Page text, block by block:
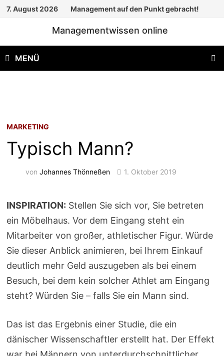
Zum
7. August 2026 Management auf den Punkt gebracht!
Managementwissen online
MENÜ
MARKETING
Typisch Mann?
vonJohannes Thönneßen 1. Oktober 2019
INSPIRATION: Stellen Sie sich vor, Sie betreten
ein Möbelhaus. Vor dem Eingang steht ein
Mitarbeiter von großer, athletischer Figur. Würde
Sie dieser Anblick animieren, bei Ihrem Einkauf
deutlich mehr Geld auszugeben als bei einem
Besuch, bei dem kein solcher Athlet am Eingang
steht? Würden Sie – falls Sie ein Mann sind.
Das ist das Ergebnis einer Studie, die ein
dänischer Wissenschaftler erstellt hat. Der Effekt